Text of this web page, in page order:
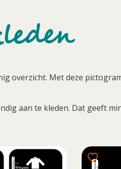
overzicht. Met deze
aan te kleden. Dat geeft